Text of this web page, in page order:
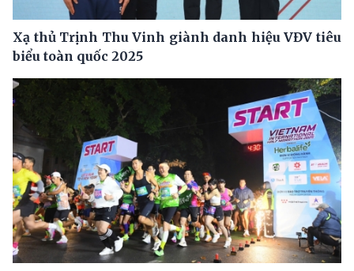
Xạ thủ Trịnh Thu Vinh giành danh hiệu VĐV tiêu
biểu toàn quốc 2025